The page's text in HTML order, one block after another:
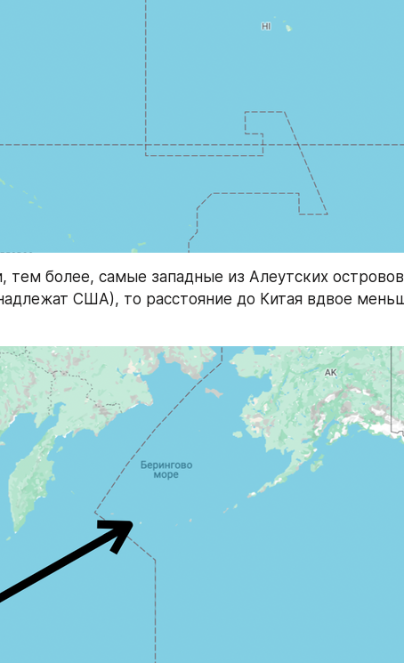
тем более, самые западные из Алеутских островов